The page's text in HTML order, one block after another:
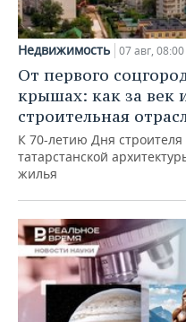
Недвижимость 07 авг, 08:00
От первого
крышах: как за век
строительная
К 70-летию Дня
татарстанской
жилья